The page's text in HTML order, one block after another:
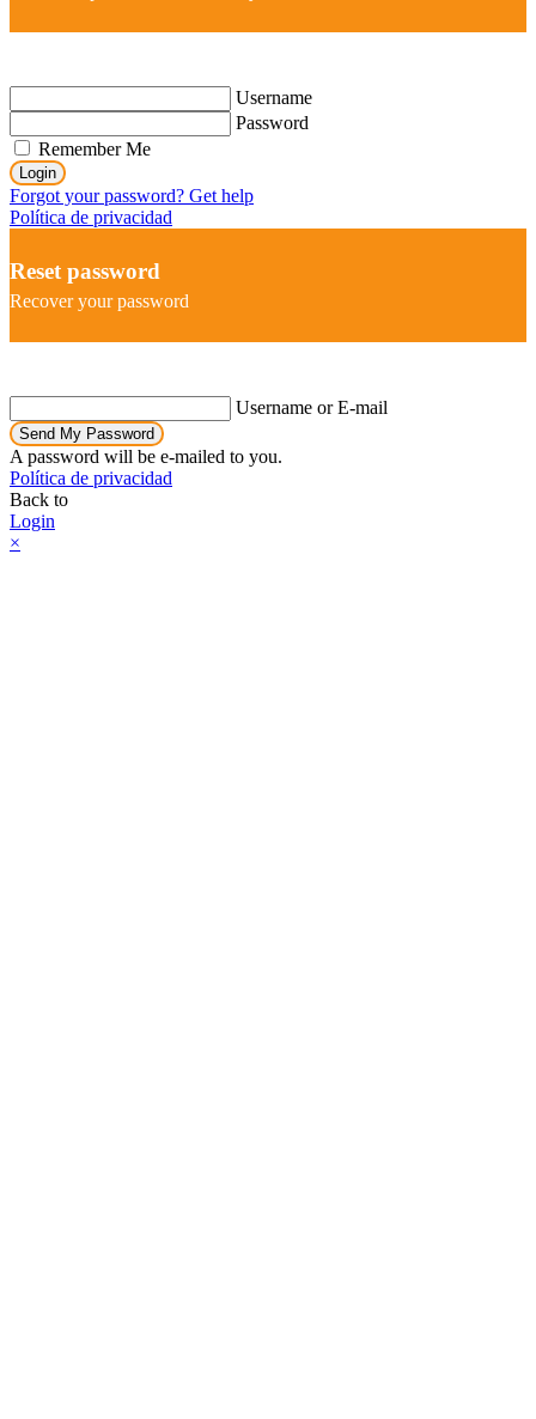
Username
Password
Remember Me
Login
Forgot your password? Get help
Política de privacidad
Reset password
Recover your password
Username or E-mail
Send My Password
A password will be e-mailed to you.
Política de privacidad
Back to
Login
×